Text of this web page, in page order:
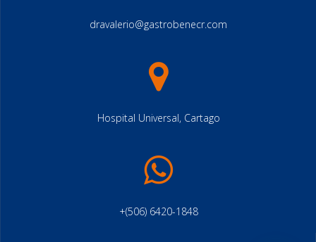
dravalerio@gastrobenecr.com
Hospital Universal, Cartago
+(506) 6420-1848